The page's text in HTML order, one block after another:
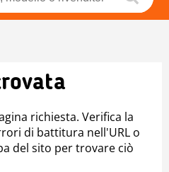
richiesta. Verifica la
di battitura nell'URL o
del sito per trovare ciò